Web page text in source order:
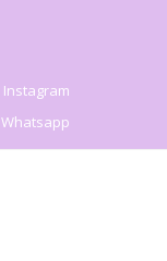
Instagram
Whatsapp